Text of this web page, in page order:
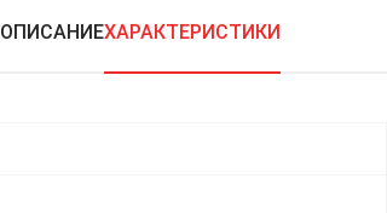
ОПИСАНИЕХАРАКТЕРИСТИКИ